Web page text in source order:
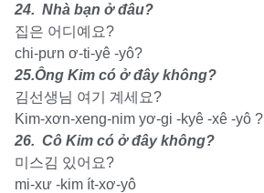
24. Nhà bạn ở đâu?
집은 어디예요?
chi-pưn ơ-ti-yê -yô?
25.Ông Kim có ở đây không?
김선생님 여기 계세요?
Kim-xơn-xeng-nim yơ-gi -kyê -xê -yô ?
26. Cô Kim có ở đây không?
미스김 있어요?
mi-xư -kim ít-xơ-yô